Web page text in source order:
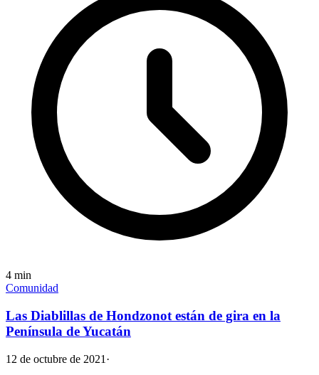
4 min
Comunidad
Las Diablillas de Hondzonot están de gira en la
Península de Yucatán
12 de octubre de 2021 ·